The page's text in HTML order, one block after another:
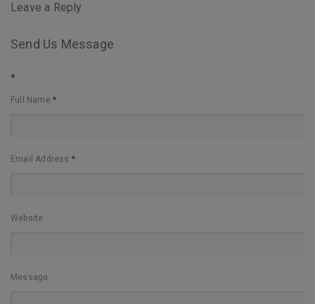
Leave a Reply
Send Us Message
*
Full Name*
Email Address *
Website
Message